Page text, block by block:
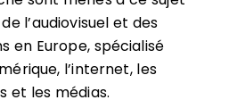
l’audiovisuel et des
en Europe, spécialisé
l’internet, les
et les médias.